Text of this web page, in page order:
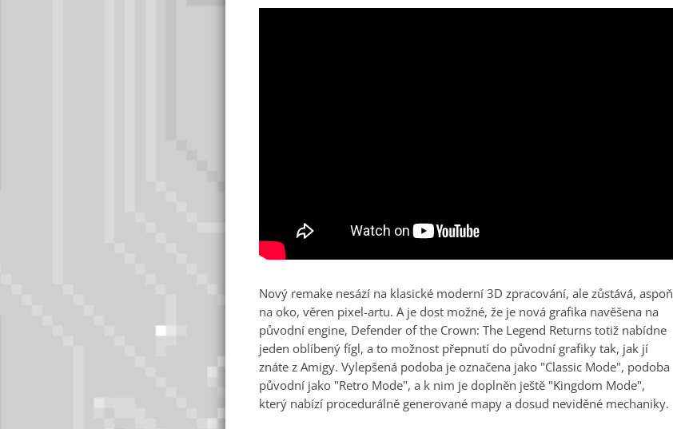
Nový remake nesází na klasické moderní 3D zpracování, ale zůstává, aspoň
na oko, věren pixel-artu. A je dost možné, že je nová grafika navěšena na
původní engine, Defender of the Crown: The Legend Returns totiž nabídne
jeden oblíbený fígl, a to možnost přepnutí do původní grafiky tak, jak jí
znáte z Amigy. Vylepšená podoba je označena jako "Classic Mode", podoba
původní jako "Retro Mode", a k nim je doplněn ještě "Kingdom Mode",
který nabízí procedurálně generované mapy a dosud neviděné mechaniky.